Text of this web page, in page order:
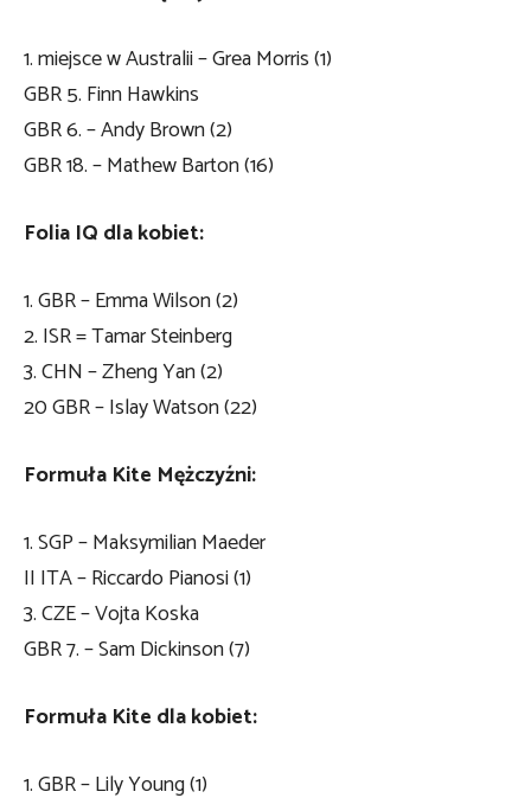
1. miejsce w Australii – Grea Morris (1)
GBR 5. Finn Hawkins
GBR 6. – Andy Brown (2)
GBR 18. – Mathew Barton (16)
Folia IQ dla kobiet:
1. GBR – Emma Wilson (2)
2. ISR = Tamar Steinberg
3. CHN – Zheng Yan (2)
20 GBR – Islay Watson (22)
Formuła Kite Mężczyźni:
1. SGP – Maksymilian Maeder
II ITA – Riccardo Pianosi (1)
3. CZE – Vojta Koska
GBR 7. – Sam Dickinson (7)
Formuła Kite dla kobiet:
1. GBR – Lily Young (1)